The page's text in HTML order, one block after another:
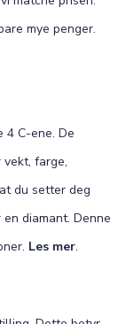
mye penger.
4 C-ene. De
farge,
du setter deg
diamant. Denne
Les mer.